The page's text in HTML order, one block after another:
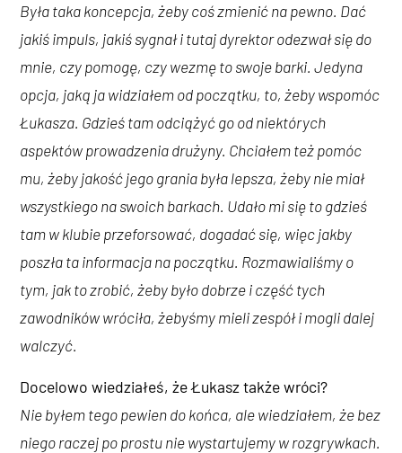
Była taka koncepcja, żeby coś zmienić na pewno. Dać
jakiś impuls, jakiś sygnał i tutaj dyrektor odezwał się do
mnie, czy pomogę, czy wezmę to swoje barki. Jedyna
opcja, jaką ja widziałem od początku, to, żeby wspomóc
Łukasza. Gdzieś tam odciążyć go od niektórych
aspektów prowadzenia drużyny. Chciałem też pomóc
mu, żeby jakość jego grania była lepsza, żeby nie miał
wszystkiego na swoich barkach. Udało mi się to gdzieś
tam w klubie przeforsować, dogadać się, więc jakby
poszła ta informacja na początku. Rozmawialiśmy o
tym, jak to zrobić, żeby było dobrze i część tych
zawodników wróciła, żebyśmy mieli zespół i mogli dalej
walczyć.
Docelowo wiedziałeś, że Łukasz także wróci?
Nie byłem tego pewien do końca, ale wiedziałem, że bez
niego raczej po prostu nie wystartujemy w rozgrywkach.